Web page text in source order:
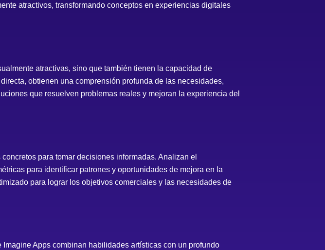
atractivos, transformando conceptos en experiencias digitales
atractivas, sino que también tienen la capacidad de
obtienen una comprensión profunda de las necesidades,
que resuelven problemas reales y mejoran la experiencia del
para tomar decisiones informadas. Analizan el
para identificar patrones y oportunidades de mejora en la
para lograr los objetivos comerciales y las necesidades de
Apps combinan habilidades artísticas con un profundo